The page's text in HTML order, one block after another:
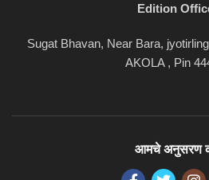
Edition
Sugat Bhavan, Near Bara,
AKOLA , Pin
आमचे अनुसरण